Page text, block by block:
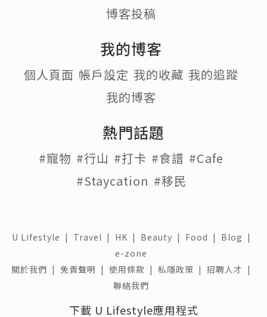
博客投稿
我的博客
個人頁面 帳戶設定 我的收藏 我的追蹤
我的博客
熱門話題
#寵物 #行山 #打卡 #食譜 #Cafe
#Staycation #移民
U Lifestyle | Travel | HK | Beauty | Food | Blog |
e-zone
關於我們 | 免責聲明 | 使用條款 | 私隱政策 | 招聘人才 |
聯絡我們
下載 U Lifestyle應用程式